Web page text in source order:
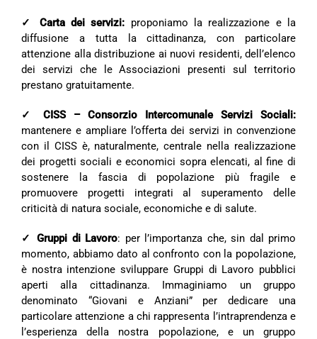
✓ Carta dei servizi: proponiamo la realizzazione e la
diffusione a tutta la cittadinanza, con particolare
attenzione alla distribuzione ai nuovi residenti, dell’elenco
dei servizi che le Associazioni presenti sul territorio
prestano gratuitamente.
✓ CISS – Consorzio Intercomunale Servizi Sociali:
mantenere e ampliare l’offerta dei servizi in convenzione
con il CISS è, naturalmente, centrale nella realizzazione
dei progetti sociali e economici sopra elencati, al fine di
sostenere la fascia di popolazione più fragile e
promuovere progetti integrati al superamento delle
criticità di natura sociale, economiche e di salute.
✓ Gruppi di Lavoro: per l’importanza che, sin dal primo
momento, abbiamo dato al confronto con la popolazione,
è nostra intenzione sviluppare Gruppi di Lavoro pubblici
aperti alla cittadinanza. Immaginiamo un gruppo
denominato “Giovani e Anziani” per dedicare una
particolare attenzione a chi rappresenta l’intraprendenza e
l’esperienza della nostra popolazione, e un gruppo